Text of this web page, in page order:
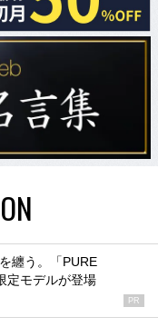
纏う。「PURE
定モデルが登場
PR